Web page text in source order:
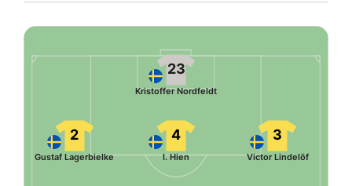
23
Kristoffer Nordfeldt
3
Victor Lindelöf
4
I. Hien
2
Gustaf Lagerbielke